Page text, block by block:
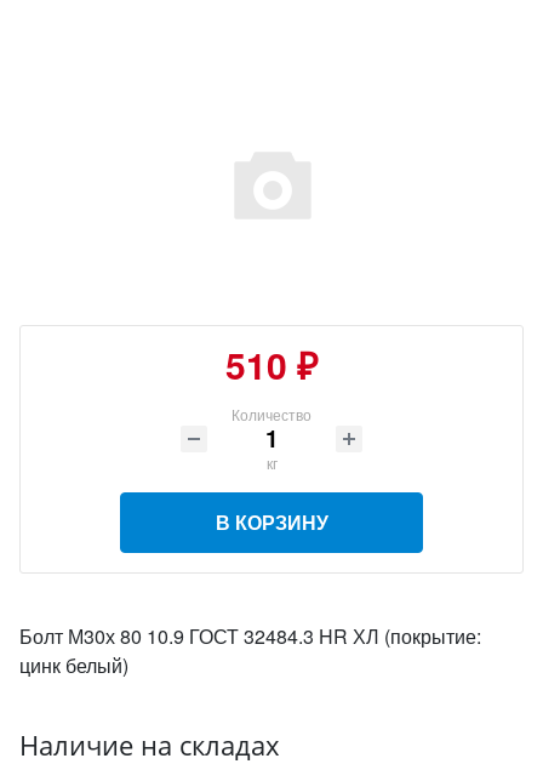
510 ₽
Количество
кг
В КОРЗИНУ
Болт М30х 80 10.9 ГОСТ 32484.3 HR ХЛ (покрытие:
цинк белый)
Наличие на складах